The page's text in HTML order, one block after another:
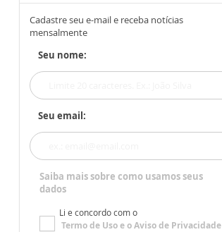
Cadastre seu e-mail e receba notícias
mensalmente
Seu nome:
Seu email:
Saiba mais sobre como usamos seus
dados
Li e concordo com o
Termo de Usoe oAviso de Privacidade